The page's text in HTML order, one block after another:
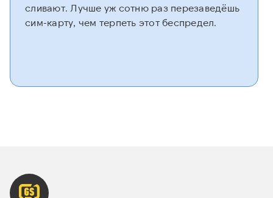
сливают. Лучше уж сотню раз перезаведёшь
сим-карту, чем терпеть этот беспредел.